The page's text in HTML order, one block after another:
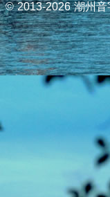
© 2013-2026 潮州